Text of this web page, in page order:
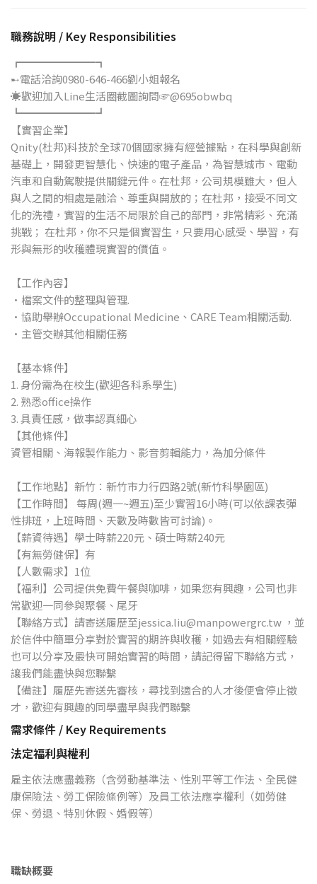
職務說明 / Key Responsibilities
┏━━━━━━━┓
➸電話洽詢0980-646-466劉小姐報名
☀歡迎加入Line生活圈截圖詢問☞@695obwbq
┗━━━━━━━┛
【實習企業】
Qnity(杜邦)科技於全球70個國家擁有經營據點，在科學與創新
基礎上，開發更智慧化、快速的電子產品，為智慧城市、電動
汽車和自動駕駛提供關鍵元件。在杜邦，公司規模雖大，但人
與人之間的相處是融洽、尊重與開放的；在杜邦，接受不同文
化的洗禮，實習的生活不局限於自己的部門，非常精彩、充滿
挑戰； 在杜邦，你不只是個實習生，只要用心感受、學習，有
形與無形的收穫體現實習的價值。
【工作內容】
•檔案文件的整理與管理.
•協助舉辦Occupational Medicine、CARE Team相關活動.
•主管交辦其他相關任務
【基本條件】
1. 身份需為在校生(歡迎各科系學生)
2. 熟悉office操作
3. 具責任感，做事認真細心
【其他條件】
資管相關、海報製作能力、影音剪輯能力，為加分條件
【工作地點】新竹：新竹市力行四路2號(新竹科學園區)
【工作時間】 每周(週一~週五)至少實習16小時(可以依課表彈
性排班，上班時間、天數及時數皆可討論)。
【薪資待遇】學士時薪220元、碩士時薪240元
【有無勞健保】有
【人數需求】1位
【福利】公司提供免費午餐與咖啡，如果您有興趣，公司也非
常歡迎一同參與聚餐、尾牙
【聯絡方式】請寄送履歷至jessica.liu@manpowergrc.tw ，並
於信件中簡單分享對於實習的期許與收穫，如過去有相關經驗
也可以分享及最快可開始實習的時間，請記得留下聯絡方式，
讓我們能盡快與您聯繫
【備註】履歷先寄送先審核，尋找到適合的人才後便會停止徵
才，歡迎有興趣的同學盡早與我們聯繫
需求條件 / Key Requirements
法定福利與權利
雇主依法應盡義務（含勞動基準法、性別平等工作法、全民健
康保險法、勞工保險條例等）及員工依法應享權利（如勞健
保、勞退、特別休假、婚假等）
職缺概要